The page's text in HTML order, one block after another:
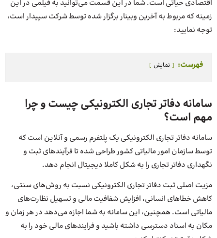
اقتصادی حیاتی است. شما در این قسمت می‌توانید به فیلمی در این
زمینه که مربوط به آخرین وبینار برگزار شده توسط شرکت سپیدار است،
توجه نمایید:
فهرست: نمایش
سامانه دفاتر تجاری الکترونیکی چیست و چرا
مهم است؟
سامانه دفاتر تجاری الکترونیکی یک پلتفرم رسمی و آنلاین است که
توسط سازمان امور مالیاتی کشور طراحی شده تا فرآیندهای ثبت و
نگهداری دفاتر تجاری را به شکل کاملا دیجیتال انجام دهد.
مزیت اصلی ثبت دفاتر تجاری الکترونیکی نسبت به روش‌های سنتی،
کاهش خطاهای انسانی، افزایش شفافیت مالی و تسهیل نظارت‌های
مالیاتی است. همچنین، این سامانه به شما اجازه می‌دهد در هر زمان و
مکان به اسناد دسترسی داشته باشید و فرایندهای مالی خود را به